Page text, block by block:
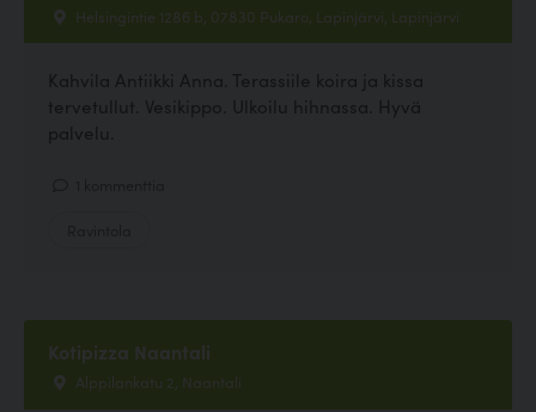
Helsingintie 1286 b, 07830 Pukaro, Lapinjärvi, Lapinjärvi
Kahvila Antiikki Anna. Terassiile koira ja kissa
tervetullut. Vesikippo. Ulkoilu hihnassa. Hyvä
palvelu.
Kotipizza Naantali
Alppilankatu 2, Naantali